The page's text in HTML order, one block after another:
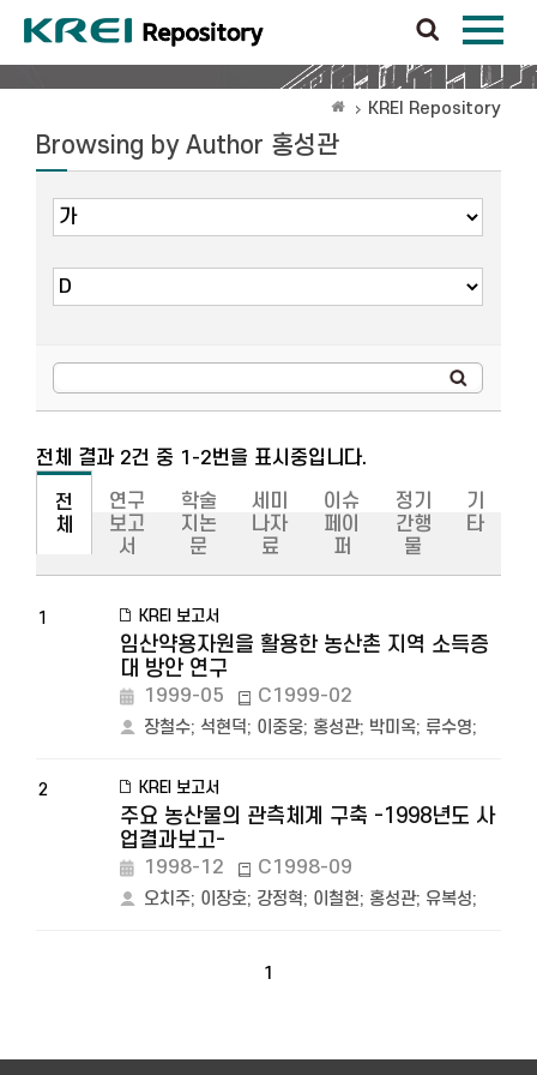
KREI Repository
Browsing by Author 홍성관
전체 결과 2건 중 1-2번을 표시중입니다.
전
체
연구
보고
서
학술
지논
문
세미
나자
료
이슈
페이
퍼
정기
간행
물
기
타
1 KREI 보고서
임산약용자원을 활용한 농산촌 지역 소득증
대 방안 연구
1999-05 C1999-02
장철수; 석현덕; 이중웅; 홍성관; 박미옥; 류수영;
2 KREI 보고서
주요 농산물의 관측체계 구축 -1998년도 사
업결과보고-
1998-12 C1998-09
오치주; 이장호; 강정혁; 이철현; 홍성관; 유복성;
1